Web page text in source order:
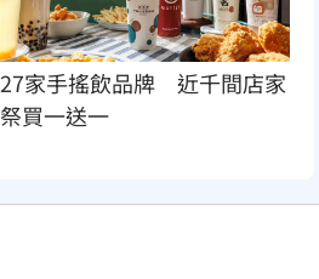
27家手搖飲品牌　近千間店家
祭買一送一